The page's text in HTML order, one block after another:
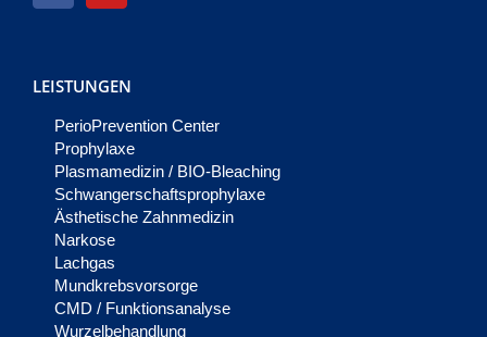
LEISTUNGEN
PerioPrevention Center
Prophylaxe
Plasmamedizin / BIO-Bleaching
Schwangerschaftsprophylaxe
Ästhetische Zahnmedizin
Narkose
Lachgas
Mundkrebsvorsorge
CMD / Funktionsanalyse
Wurzelbehandlung